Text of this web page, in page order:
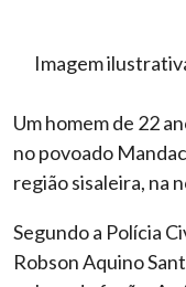
Imagem
Um homem de 22
no povoado
região sisaleira, na
Segundo a Polícia
Robson Aquino